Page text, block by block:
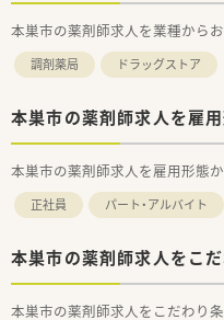
本巣市の薬剤師求人を業種から
調剤薬局 ドラッグストア
本巣市の薬剤師求人を雇
本巣市の薬剤師求人を雇用形態
正社員 パート・アルバイト
本巣市の薬剤師求人をこ
本巣市の薬剤師求人をこだわり